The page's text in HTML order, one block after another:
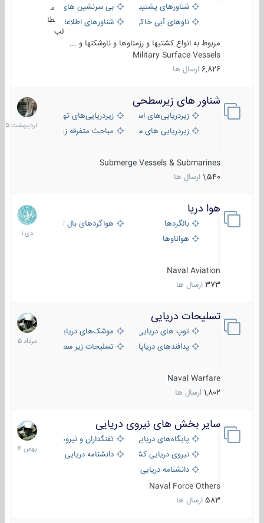
شناورهای پشتیبانی
بی سرنشین های دریایی
ناوهای آبی خاکی و نیروبرشناورهای اطلاعاتی و جاسوسی
طا
لب
مربوط به انواع کشتیها و رزمناوها و ناوشکنها و ...
Military Surface Vessels
6,826 ارسال ها
شناور های زیرسطحی
زیردریایی‌های استراتژیکزیردریایی‌های تهاجمی
زیردریایی های سبک
مباحث متفرقه زیرسطحی
Submerge Vessels & Submarines
1,540 ارسال ها
31
1405
هوا دریا
بالگردها
هواگردهای بال ثابت
هواناوها
Naval Aviation
373 ارسال ها
12
دی
1401
تسلیحات دریایی
توپ های دریایی
موشک‌های دریایی
پدافندهای دریاپایه
تسلیحات زیر سطحی
Naval Warfare
1,802 ارسال ها
2
مرداد
1405
سایر بخش های نیروی دریایی
پایگاه‌های دریایی
تفنگداران و نیروهای ویژه‌ی دریایی
نیروی دریایی کشورهای مختلفدانشنامه دریایی
دانشنامه دریایی کپی
Naval Force Others
583 ارسال ها
22
بهمن
1404